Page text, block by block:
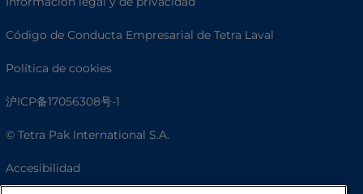
Código de Conducta Empresarial de Tetra Laval
Política de cookies
沪ICP备17056308号-1
© Tetra Pak International S.A.
Accesibilidad